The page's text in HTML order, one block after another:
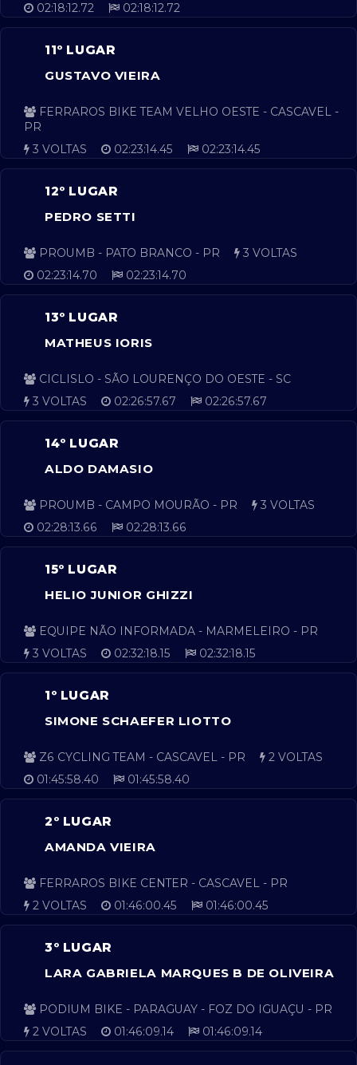
02:18:12.72
02:18:12.72
11º LUGAR
GUSTAVO VIEIRA
FERRAROS BIKE TEAM VELHO OESTE - CASCAVEL -
PR
3 VOLTAS
02:23:14.45 02:23:14.45
12º LUGAR
PEDRO SETTI
PROUMB - PATO BRANCO - PR
3 VOLTAS
02:23:14.70
02:23:14.70
13º LUGAR
MATHEUS IORIS
CICLISLO - SÃO LOURENÇO DO OESTE - SC
3 VOLTAS
02:26:57.67 02:26:57.67
14º LUGAR
ALDO DAMASIO
PROUMB - CAMPO MOURÃO - PR
3 VOLTAS
02:28:13.66
02:28:13.66
15º LUGAR
HELIO JUNIOR GHIZZI
EQUIPE NÃO INFORMADA - MARMELEIRO - PR
3 VOLTAS
02:32:18.15 02:32:18.15
1º LUGAR
SIMONE SCHAEFER LIOTTO
Z6 CYCLING TEAM - CASCAVEL - PR
2 VOLTAS
01:45:58.40
01:45:58.40
2º LUGAR
AMANDA VIEIRA
FERRAROS BIKE CENTER - CASCAVEL - PR
2 VOLTAS
01:46:00.45 01:46:00.45
3º LUGAR
LARA GABRIELA MARQUES B DE OLIVEIRA
PODIUM BIKE - PARAGUAY - FOZ DO IGUAÇU - PR
2 VOLTAS
01:46:09.14 01:46:09.14